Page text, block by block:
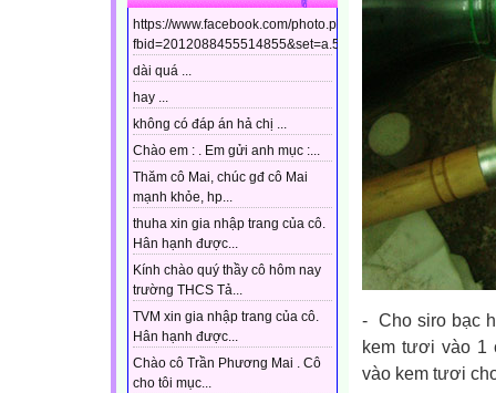
https://www.facebook.com/photo.php?
dài quá ...
hay ...
không có đáp án hả chị ...
Chào em : . Em gửi anh mục :...
Thăm cô Mai, chúc gđ cô Mai
mạnh khỏe, hp...
thuha xin gia nhập trang của cô.
Hân hạnh được...
Kính chào quý thầy cô hôm nay
trường THCS Tả...
TVM xin gia nhập trang của cô.
Hân hạnh được...
Chào cô Trần Phương Mai . Cô
cho tôi mục...
- Cho siro bạc
kem tươi vào 1
vào kem tươi